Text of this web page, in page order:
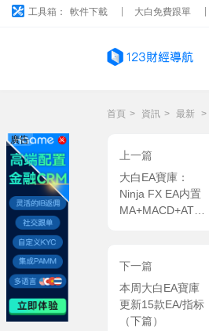
工具箱： 軟件下載 大白免費跟單
首頁 > 資訊 > 最新 >
上一篇
大白EA寶庫：
Ninja FX EA内置
MA+MACD+ATR
下一篇
本周大白EA寶庫
更新15款EA/指标
（下篇）
廣告